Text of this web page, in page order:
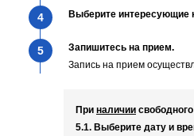
4 Выберите интересующие
5
Запишитесь на прием.
Запись на прием
При наличии
5.1. Выберите дату и